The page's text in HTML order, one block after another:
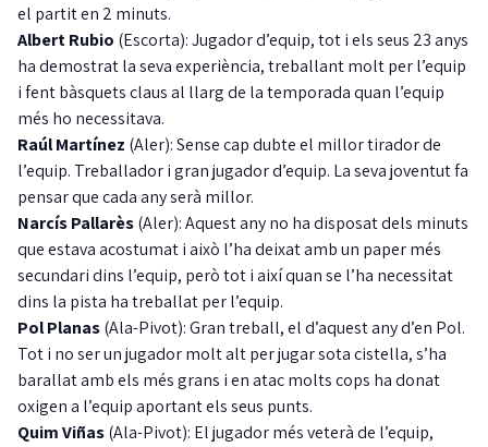
el partit en 2 minuts.
Albert Rubio (Escorta): Jugador d’equip, tot i els seus 23 anys
ha demostrat la seva experiència, treballant molt per l’equip
i fent bàsquets claus al llarg de la temporada quan l’equip
més ho necessitava.
Raúl Martínez (Aler): Sense cap dubte el millor tirador de
l’equip. Treballador i gran jugador d’equip. La seva joventut fa
pensar que cada any serà millor.
Narcís Pallarès(Aler): Aquest any no ha disposat dels minuts
que estava acostumat i això l’ha deixat amb un paper més
secundari dins l’equip, però tot i així quan se l’ha necessitat
dins la pista ha treballat per l’equip.
Pol Planas(Ala-Pivot): Gran treball, el d’aquest any d’en Pol.
Tot i no ser un jugador molt alt per jugar sota cistella, s’ha
barallat amb els més grans i en atac molts cops ha donat
oxigen a l’equip aportant els seus punts.
Quim Viñas(Ala-Pivot): El jugador més veterà de l’equip,